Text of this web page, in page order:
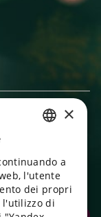
chat con
ENGLISH
UKRAINIAN
PORTUGUESE
×
a
l'utente
dei propri
di